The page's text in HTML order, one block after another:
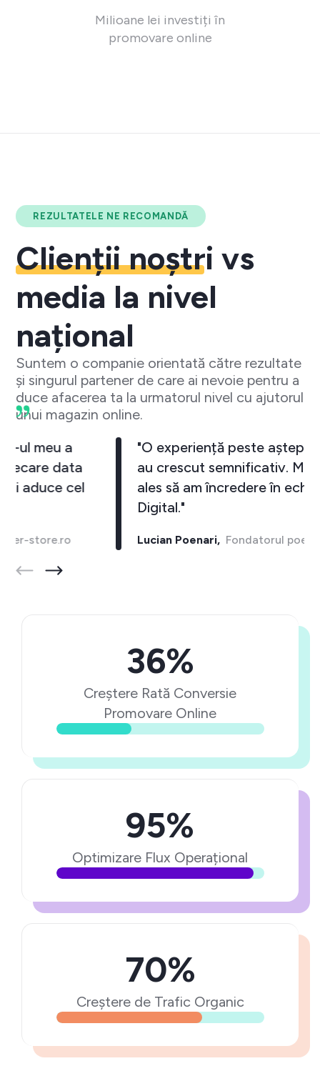
Milioane lei investiți în
promovare online
REZULTATELE NE RECOMANDĂ
Clienții noștri vs
media la nivel
național
Suntem o companie orientată către rezultate
și singurul partener de care ai nevoie pentru a
duce afacerea ta la urmatorul nivel cu ajutorul
unui magazin online.
"Cu Ecom Digital business-ul meu a
crescut exponential. De fiecare data
cand investesc un Euro imi aduce cel
Cristi Bostan, Fondatorul barber-store.ro
36%
Creștere Rată Conversie
Promovare Online
95%
Optimizare Flux Operațional
70%
Creștere de Trafic Organic